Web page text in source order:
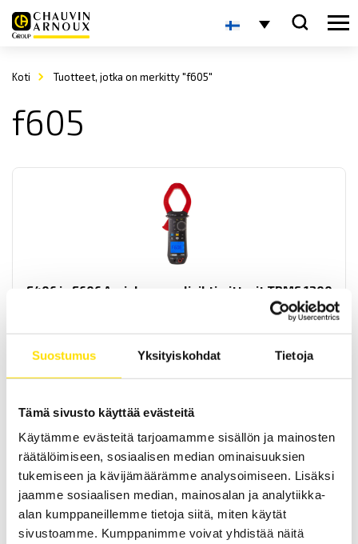
Suostumus Yksityiskohdat Tietoja
Tämä sivusto käyttää evästeitä
Käytämme evästeitä tarjoamamme sisällön ja mainosten
räätälöimiseen, sosiaalisen median ominaisuuksien
tukemiseen ja kävijämäärämme analysoimiseen. Lisäksi
jaamme sosiaalisen median, mainosalan ja analytiikka-
alan kumppaneillemme tietoja siitä, miten käytät
sivustoamme. Kumppanimme voivat yhdistää näitä
Koti Tuotteet, jotka on merkitty "f605"
f605
F406 ja F606 Aurinkopaneelipihtimittarit TRMS 1200
käynnistysvirtoja, tehoarvoja sekä THD:n.